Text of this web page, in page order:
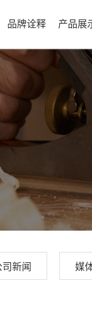
品牌诠释 产品展
司新闻 媒